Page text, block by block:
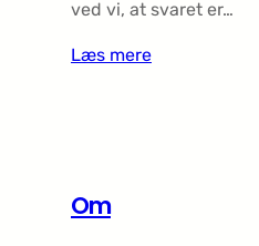
ved vi, at svaret er…
Læs mere
Om